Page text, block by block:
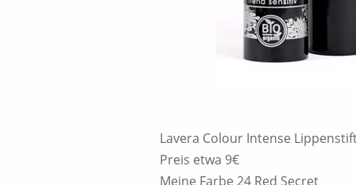
Lavera Colour Intense
Preis etwa 9€
Meine Farbe 24 Red Secret